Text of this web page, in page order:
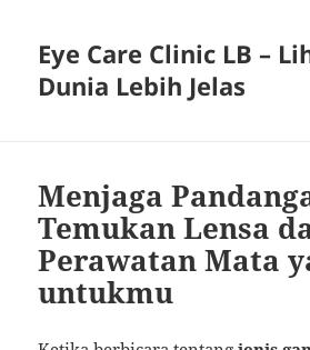
Eye Care Clinic LB –
Dunia Lebih Jelas
Menjaga
Temukan Lensa
Perawatan Mata
untukmu